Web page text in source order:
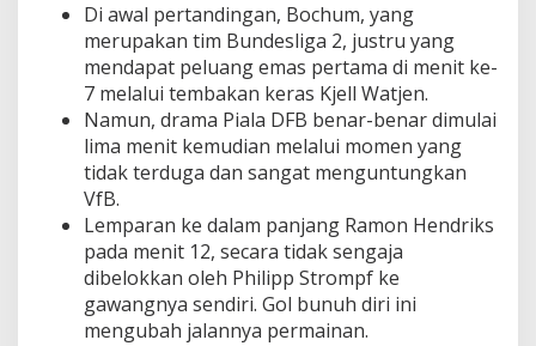
Di awal pertandingan, Bochum, yang
merupakan tim Bundesliga 2, justru yang
mendapat peluang emas pertama di menit ke-
7 melalui tembakan keras Kjell Watjen.
Namun, drama Piala DFB benar-benar dimulai
lima menit kemudian melalui momen yang
tidak terduga dan sangat menguntungkan
VfB.
Lemparan ke dalam panjang Ramon Hendriks
pada menit 12, secara tidak sengaja
dibelokkan oleh Philipp Strompf ke
gawangnya sendiri. Gol bunuh diri ini
mengubah jalannya permainan.